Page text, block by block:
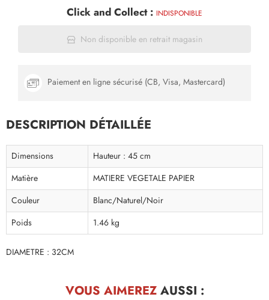
Click and Collect : INDISPONIBLE
Non disponible en retrait magasin
Paiement en ligne sécurisé (CB, Visa, Mastercard)
DESCRIPTION DÉTAILLÉE
Dimensions
Hauteur : 45 cm
Matière
MATIERE VEGETALE PAPIER
Couleur
Blanc/Naturel/Noir
Poids
1.46 kg
DIAMETRE : 32CM
VOUS AIMEREZAUSSI :